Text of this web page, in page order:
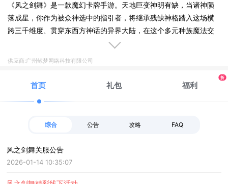
《风之剑舞》是一款魔幻卡牌手游。天地巨变神明有缺，当诸神陨
落成星，你作为被众神选中的指引者，将继承残缺神格踏入这场横
跨三千维度、贯穿东西方神话的异界大陆，在这个多元种族魔法交
织的世界里重塑秩序！ 在这里，常胜将军赵子龙的龙胆亮银枪尖迸
下最强战力，改写诸神黄昏的史诗由你执笔，此刻，觉醒神格，撕
供应商:广州鲸梦网络科技有限公司
首页 礼包 福利
折
综合 公告 攻略 FAQ
风之剑舞关服公告
2026-01-14 10:35:07